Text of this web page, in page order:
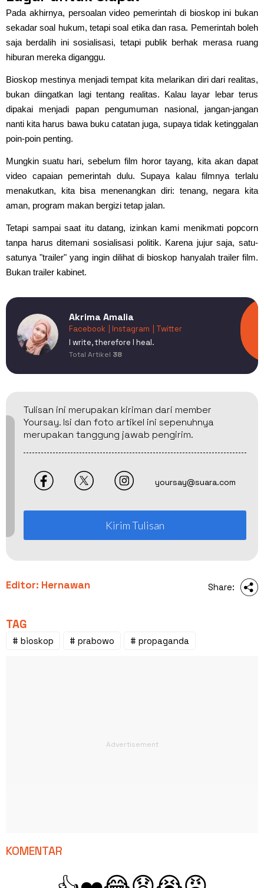
Pada akhirnya, persoalan video pemerintah di bioskop ini bukan
sekadar soal hukum, tetapi soal etika dan rasa. Pemerintah boleh
saja berdalih ini sosialisasi, tetapi publik berhak merasa ruang
hiburan mereka diganggu.
Bioskop mestinya menjadi tempat kita melarikan diri dari realitas,
bukan diingatkan lagi tentang realitas. Kalau layar lebar terus
dipakai menjadi papan pengumuman nasional, jangan-jangan
nanti kita harus bawa buku catatan juga, supaya tidak ketinggalan
poin-poin penting.
Mungkin suatu hari, sebelum film horor tayang, kita akan dapat
video capaian pemerintah dulu. Supaya kalau filmnya terlalu
menakutkan, kita bisa menenangkan diri: tenang, negara kita
aman, program makan bergizi tetap jalan.
Tetapi sampai saat itu datang, izinkan kami menikmati popcorn
tanpa harus ditemani sosialisasi politik. Karena jujur saja, satu-
satunya "trailer" yang ingin dilihat di bioskop hanyalah trailer film.
Bukan trailer kabinet.
Akrima Amalia
Facebook | Instagram
| Twitter
I write, therefore I heal.
Total Artikel 38
Tulisan ini merupakan kiriman dari member
Yoursay. Isi dan foto artikel ini sepenuhnya
merupakan tanggung jawab pengirim.
yoursay@suara.com
Kirim Tulisan
Editor: Hernawan Share:
TAG
# bioskop # prabowo # propaganda
KOMENTAR